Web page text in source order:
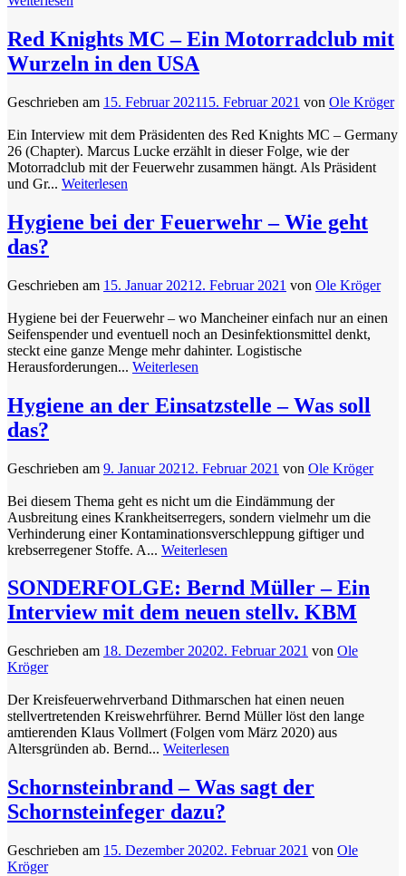
Red Knights MC – Ein Motorradclub mit
Wurzeln in den USA
Geschrieben am 15. Februar 202115. Februar 2021 von Ole Kröger
Ein Interview mit dem Präsidenten des Red Knights MC – Germany
26 (Chapter). Marcus Lucke erzählt in dieser Folge, wie der
Motorradclub mit der Feuerwehr zusammen hängt. Als Präsident
und Gr... Weiterlesen
Hygiene bei der Feuerwehr – Wie geht
das?
Geschrieben am 15. Januar 2021 2. Februar 2021 von Ole Kröger
Hygiene bei der Feuerwehr – wo Mancheiner einfach nur an einen
Seifenspender und eventuell noch an Desinfektionsmittel denkt,
steckt eine ganze Menge mehr dahinter. Logistische
Herausforderungen... Weiterlesen
Hygiene an der Einsatzstelle – Was soll
das?
Geschrieben am 9. Januar 2021 2. Februar 2021 von Ole Kröger
Bei diesem Thema geht es nicht um die Eindämmung der
Ausbreitung eines Krankheitserregers, sondern vielmehr um die
Verhinderung einer Kontaminationsverschleppung giftiger und
krebserregener Stoffe. A... Weiterlesen
SONDERFOLGE: Bernd Müller – Ein
Interview mit dem neuen stellv. KBM
Geschrieben am 18. Dezember 20202. Februar 2021 von Ole
Kröger
Der Kreisfeuerwehrverband Dithmarschen hat einen neuen
stellvertretenden Kreiswehrführer. Bernd Müller löst den lange
amtierenden Klaus Vollmert (Folgen vom März 2020) aus
Altersgründen ab. Bernd... Weiterlesen
Schornsteinbrand – Was sagt der
Schornsteinfeger dazu?
Geschrieben am 15. Dezember 20202. Februar 2021 von Ole
Kröger